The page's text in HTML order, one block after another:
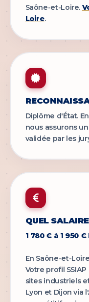
Saône-et-Loire.
Loire.
Diplôme d'État.
nous assurons
validée par les
QUEL
1 780 € à 1 950
En Saône-et-
Votre profil
sites industriels
Lyon et Dijon via